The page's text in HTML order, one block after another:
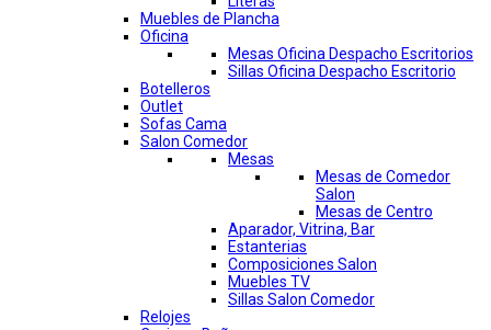
Muebles de Plancha
Oficina
Mesas Oficina Despacho Escritorios
Sillas Oficina Despacho Escritorio
Botelleros
Outlet
Sofas Cama
Salon Comedor
Mesas
Mesas de Comedor
Salon
Mesas de Centro
Aparador, Vitrina, Bar
Estanterias
Composiciones Salon
Muebles TV
Sillas Salon Comedor
Relojes